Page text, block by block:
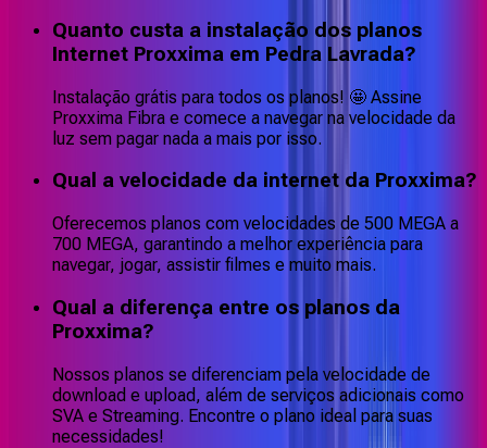
Quanto custa a instalação dos planos
Internet Proxxima em Pedra Lavrada?
Instalação grátis para todos os planos! 🤩 Assine
Proxxima Fibra e comece a navegar na velocidade da
luz sem pagar nada a mais por isso.
Qual a velocidade da internet da Proxxima?
Oferecemos planos com velocidades de 500 MEGA a
700 MEGA, garantindo a melhor experiência para
navegar, jogar, assistir filmes e muito mais.
Qual a diferença entre os planos da
Proxxima?
Nossos planos se diferenciam pela velocidade de
download e upload, além de serviços adicionais como
SVA e Streaming. Encontre o plano ideal para suas
necessidades!